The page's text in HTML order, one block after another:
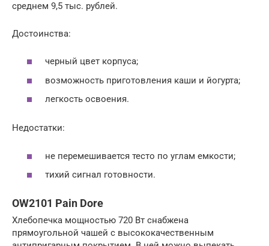
среднем 9,5 тыс. рублей.
Достоинства:
черный цвет корпуса;
возможность приготовления каши и йогурта;
легкость освоения.
Недостатки:
не перемешивается тесто по углам емкости;
тихий сигнал готовности.
OW2101 Pain Dore
Хлебопечка мощностью 720 Вт снабжена
прямоугольной чашей с высококачественным